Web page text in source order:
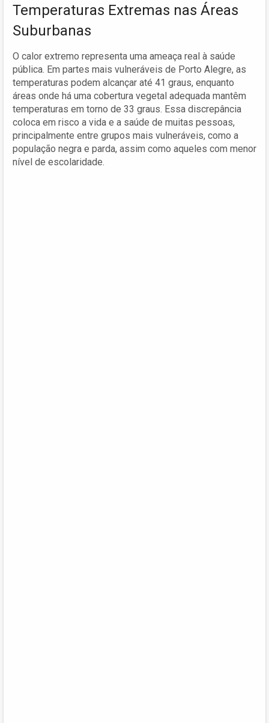
Temperaturas Extremas nas Áreas
Suburbanas
O calor extremo representa uma ameaça real à saúde
pública. Em partes mais vulneráveis de Porto Alegre, as
temperaturas podem alcançar até 41 graus, enquanto
áreas onde há uma cobertura vegetal adequada mantêm
temperaturas em torno de 33 graus. Essa discrepância
coloca em risco a vida e a saúde de muitas pessoas,
principalmente entre grupos mais vulneráveis, como a
população negra e parda, assim como aqueles com menor
nível de escolaridade.